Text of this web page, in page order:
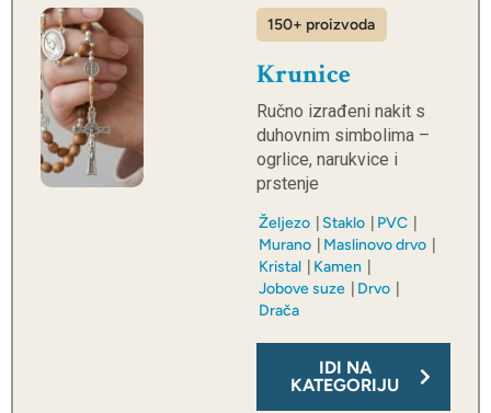
150+ proizvoda
Krunice
Ručno izrađeni nakit s
duhovnim simbolima –
ogrlice, narukvice i
prstenje
Željezo Staklo
PVC
Murano
Maslinovo drvo
Kristal
Kamen
Jobove suze
Drvo
Drača
IDI NA
KATEGORIJU